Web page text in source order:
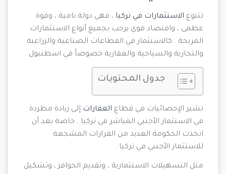
تتنوع الاستثمارات في تركيا ، فهي دولة نامية ، وقوة
عظمى ، واقتصاد قوي يرحب بجميع أنواع الاستثمارات
المربحة . كالاستثمار في القطاعات الصناعية والزراعية
والتجارية والسياحية والعقارية خصوصاً في اسطنبول .
جدول المحتويات
تشير الإحصائيات في قطاع العقارات إلى زيادة مطردة
في الاستثمار الأجنبي المباشر في تركيا . خاصة بعد أن
اتخذت الحكومة العديد من القرارات المشجعة
للاستثمار الأجنبي في تركيا .
مثل التسهيلات الاستثمارية ، وتقديم الحوافز ، وتشكيل